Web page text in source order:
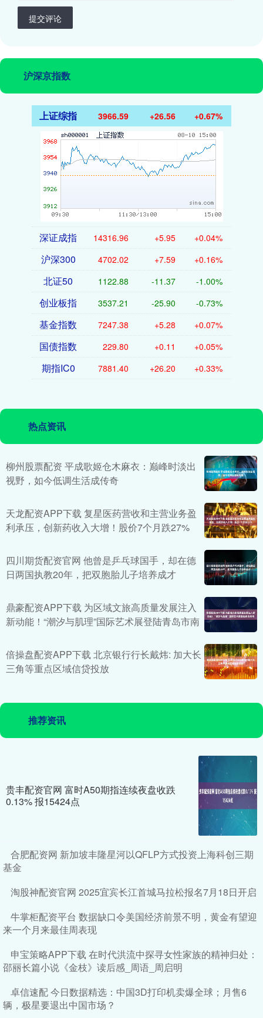
提交评论
沪深京指数
上证综指 3966.59 +26.56 +0.67%
深证成指 14316.96 +5.95 +0.04%
沪深300 4702.02 +7.59 +0.16%
北证50 1122.88 -11.37 -1.00%
创业板指 3537.21 -25.90 -0.73%
基金指数 7247.38 +5.28 +0.07%
国债指数 229.80 +0.11 +0.05%
期指IC0 7881.40 +26.20 +0.33%
热点资讯
柳州股票配资 平成歌姬仓木麻衣：巅峰时淡出
视野，如今低调生活成传奇
天龙配资APP下载 复星医药营收和主营业务盈
利承压，创新药收入大增！股价7个月跌27%
四川期货配资官网 他曾是乒乓球国手，却在德
日两国执教20年，把双胞胎儿子培养成才
鼎豪配资APP下载 为区域文旅高质量发展注入
新动能！“潮汐与肌理”国际艺术展登陆青岛市南
倍操盘配资APP下载 北京银行行长戴炜: 加大长
三角等重点区域信贷投放
推荐资讯
贵丰配资官网 富时A50期指连续夜盘收跌
0.13% 报15424点
合肥配资网 新加坡丰隆星河以QFLP方式投资上海科创三期
基金
淘股神配资官网 2025宜宾长江首城马拉松报名7月18日开启
牛掌柜配资平台 数据缺口令美国经济前景不明，黄金有望迎
来一个月来最佳周表现
申宝策略APP下载 在时代洪流中探寻女性家族的精神归处：
邵丽长篇小说《金枝》读后感_周语_周启明
卓信速配 今日数据精选：中国3D打印机卖爆全球；月售6
辆，极星要退出中国市场？